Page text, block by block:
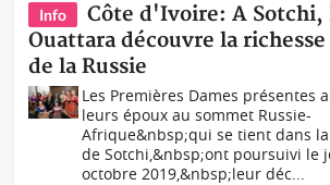
Info
Côte d'Ivoire: A Sotchi,
Ouattara découvre la
de la Russie
Les Premières Dames présentes
leurs époux au sommet Russie-
Afrique&nbsp;qui se tient dans
de Sotchi,&nbsp;ont poursuivi le
octobre 2019,&nbsp;leur déc...